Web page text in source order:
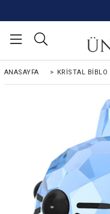
ANASAYFA > KRISTAL BIBLO